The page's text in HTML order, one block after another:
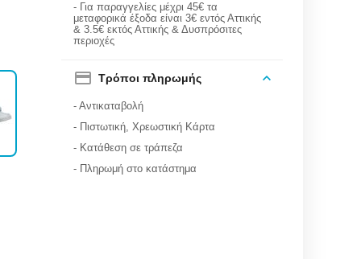
- Για παραγγελίες μέχρι 45€ τα
μεταφορικά έξοδα είναι 3€ εντός Αττικής
& 3.5€ εκτός Αττικής & Δυσπρόσιτες
περιοχές
Τρόποι πληρωμής
- Αντικαταβολή
- Πιστωτική, Χρεωστική Κάρτα
- Κατάθεση σε τράπεζα
- Πληρωμή στο κατάστημα